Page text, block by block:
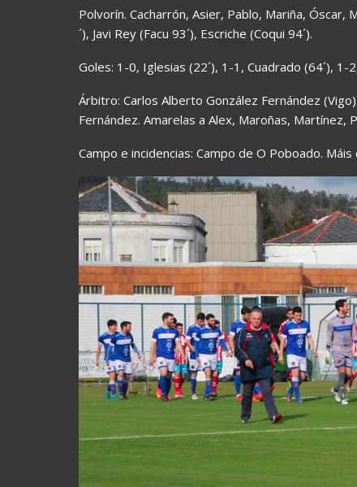
Polvorín. Cacharrón, Asier, Pablo, Mariña, Óscar,
´), Javi Rey (Facu 93´), Escriche (Coqui 94´).
Goles: 1-0, Iglesias (22´), 1-1, Cuadrado (64´), 1-
Árbitro: Carlos Alberto González Fernández
Fernández. Amarelas a Alex, Maroñas, Martínez,
Campo e incidencias: Campo de O Poboado.